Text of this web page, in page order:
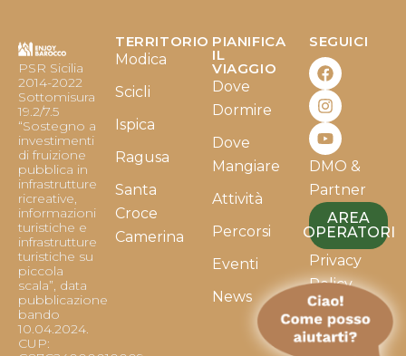
PSR Sicilia
2014-2022
Sottomisura
19.2/7.5
“Sostegno a
investimenti
di fruizione
pubblica in
infrastrutture
ricreative,
informazioni
turistiche e
infrastrutture
turistiche su
piccola
scala”, data
pubblicazione
bando
10.04.2024.
CUP:
TERRITORIO
Modica
Scicli
Ispica
Ragusa
Santa
Croce
Camerina
PIANIFICA
IL
VIAGGIO
Dove
Dormire
Dove
Mangiare
Attività
Percorsi
Eventi
News
SEGUICI
F
a
c
e
b
o
o
k
I
n
s
t
a
g
r
a
m
Y
o
u
t
u
b
e
DMO &
Partner
AREA
OPERATORI
Privacy
Policy
Cookie
Policy